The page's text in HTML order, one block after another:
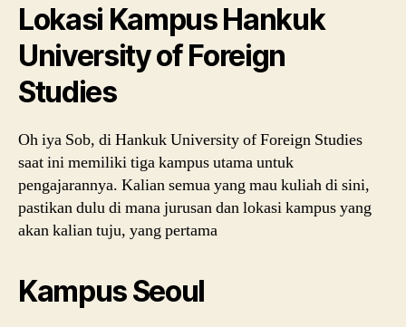
Lokasi Kampus Hankuk
University of Foreign
Studies
Oh iya Sob, di Hankuk University of Foreign Studies
saat ini memiliki tiga kampus utama untuk
pengajarannya. Kalian semua yang mau kuliah di sini,
pastikan dulu di mana jurusan dan lokasi kampus yang
akan kalian tuju, yang pertama
Kampus Seoul